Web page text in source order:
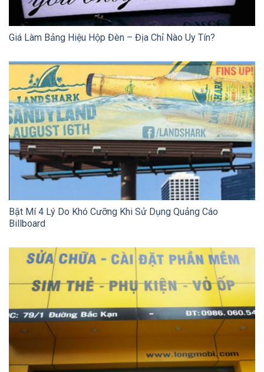
Giá Làm Bảng Hiệu Hộp Đèn – Địa Chỉ Nào Uy Tín?
Bật Mí 4 Lý Do Khó Cưỡng Khi Sử Dụng Quảng Cáo
Billboard